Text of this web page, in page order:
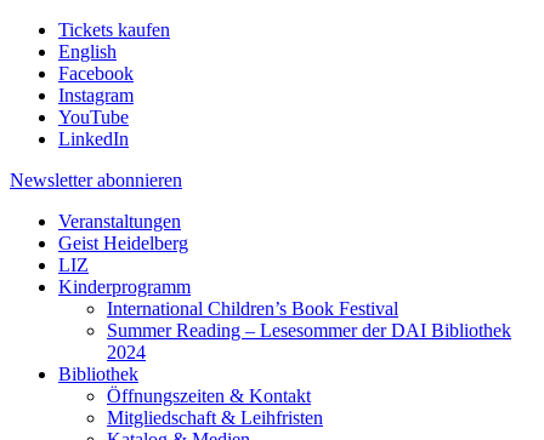
Tickets kaufen
English
Facebook
Instagram
YouTube
LinkedIn
Newsletter abonnieren
Veranstaltungen
Geist Heidelberg
LIZ
Kinderprogramm
International Children’s Book Festival
Summer Reading – Lesesommer der DAI Bibliothek
2024
Bibliothek
Öffnungszeiten & Kontakt
Mitgliedschaft & Leihfristen